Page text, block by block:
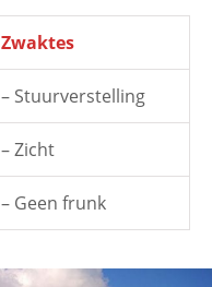
Zwaktes
– Stuurverstelling
– Zicht
– Geen frunk